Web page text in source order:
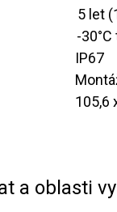
​5 let
​​-30°C
​​​IP67
​105,6
a oblasti